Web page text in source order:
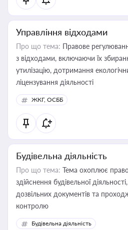
Управління відходами
Про що тема: Правове
з відходами, включаючи їх
утилізацію, дотримання
ліцензування діяльності
ЖКГ, ОСББ
Будівельна діяльність
Про що тема: Тема охоплює
здійснення будівельної
дозвільних документів та
контролю
Будівельна діяльність